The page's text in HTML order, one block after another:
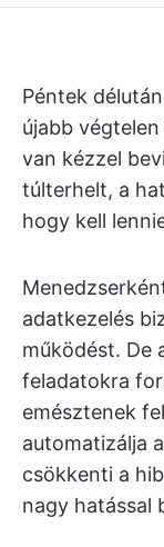
Péntek
újabb
van kézzel
túlterhelt, a
hogy kell
adatkezelés
működést. De
feladatokra
emésztenek
automatizálja
csökkenti a
nagy hatással